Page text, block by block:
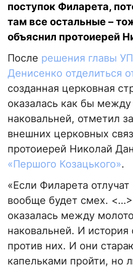
поступок Филарета,
там все остальные –
объяснил протоиерей
После решения главы
Денисенко отделиться
созданная церковная
оказалась как бы
наковальней, отметил
внешних церковных
протоиерей Николай
«Першого Козацького».
«Если Филарета отлучат
вообще будет смех.
оказалась между
наковальней. И история
против них. И они
капельками пройти, но